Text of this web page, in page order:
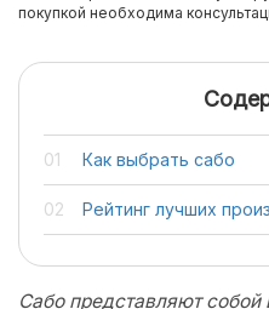
покупкой необходима
Как выбрать сабо
Рейтинг лучших
Сабо представляют